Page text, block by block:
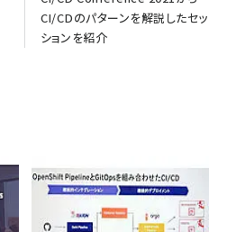
CI/CDのパターンを解説したセッ
ションを紹介